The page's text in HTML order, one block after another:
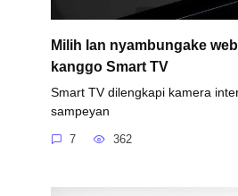
Milih lan nyambungake
kanggo Smart TV
Smart TV dilengkapi kamera
sampeyan
7 362